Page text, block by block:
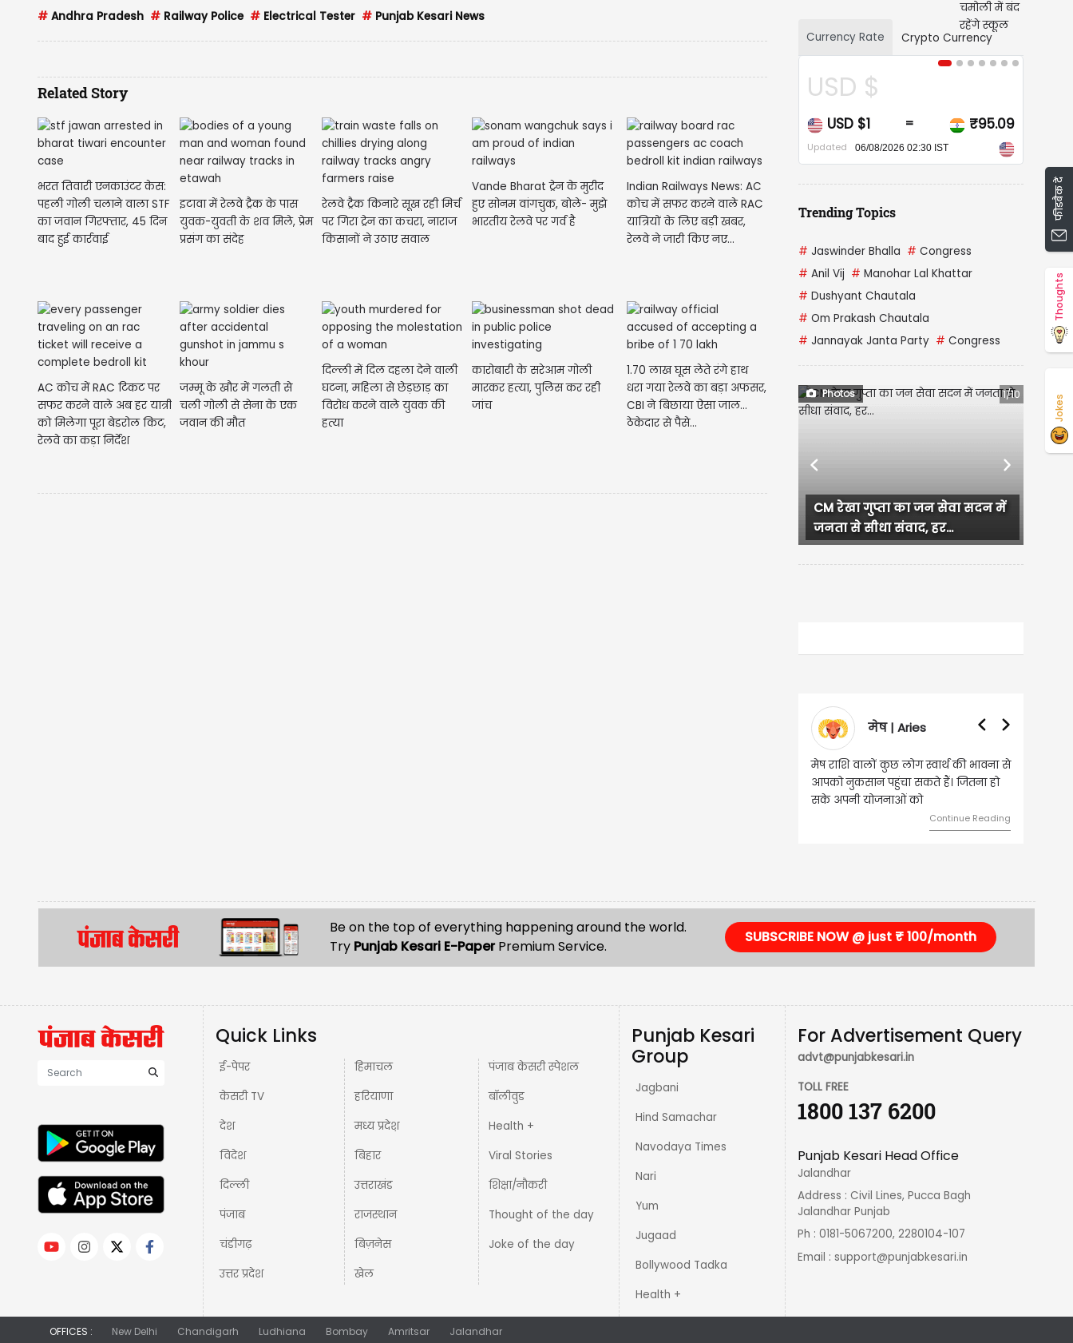
# Andhra Pradesh # Railway Police # Electrical Tester # Punjab Kesari News
Related Story
भरत तिवारी एनकाउंटर केस:
पहली गोली चलाने वाला STF
का जवान गिरफ्तार, 45 दिन
बाद हुई कार्रवाई
इटावा में रेलवे ट्रैक के पास
युवक-युवती के शव मिले, प्रेम
प्रसंग का संदेह
रेलवे ट्रैक किनारे सूख रही मिर्च
पर गिरा ट्रेन का कचरा, नाराज
किसानों ने उठाए सवाल
Vande Bharat ट्रेन के मुरीद
हुए सोनम वांगचुक, बोले- मुझे
भारतीय रेलवे पर गर्व है
Indian Railways News: AC
कोच में सफर करने वाले RAC
यात्रियों के लिए बड़ी खबर,
रेलवे ने जारी किए नए...
AC कोच में RAC टिकट पर
सफर करने वाले अब हर यात्री
को मिलेगा पूरा बेडरोल किट,
रेलवे का कड़ा निर्देश
जम्मू के खौर में गलती से
चली गोली से सेना के एक
जवान की मौत
दिल्ली में दिल दहला देने वाली
घटना, महिला से छेड़छाड़ का
विरोध करने वाले युवक की
हत्या
कारोबारी के सरेआम गोली
मारकर हत्या, पुलिस कर रही
जांच
1.70 लाख घूस लेते रंगे हाथ
धरा गया रेलवे का बड़ा अफसर,
CBI ने बिछाया ऐसा जाल...
ठेकेदार से पैसे...
Currency Rate Crypto Currency
USD $
USD $1 = ₹95.09
Updated 06/08/2026 02:30 IST
Trending Topics
# Jaswinder Bhalla # Congress
# Anil Vij # Manohar Lal Khattar
# Dushyant Chautala
# Om Prakash Chautala
# Jannayak Janta Party # Congress
Photos 1/10
CM रेखा गुप्ता का जन सेवा सदन में
जनता से सीधा संवाद, हर...
Previous Next
मेष | Aries
मेष राशि वालों कुछ लोग स्वार्थ की भावना से
आपको नुकसान पहुंचा सकते हैं। जितना हो
सके अपनी योजनाओं को
Continue Reading
वृष राशि
Be on the top of everything happening around the world.
Try Punjab Kesari E-PaperPremium Service.
SUBSCRIBE NOW @ just ₹ 100/month
Quick Links
ई-पेपर
केसरी TV
देश
विदेश
दिल्ली
पंजाब
चंडीगढ़
उत्तर प्रदेश
हिमाचल
हरियाणा
मध्य प्रदेश़
बिहार
उत्तराखंड
राजस्थान
बिज़नेस
खेल
पंजाब केसरी स्पेशल
बॉलीवुड
Health +
Viral Stories
शिक्षा/नौकरी
Thought of the day
Joke of the day
Punjab Kesari
Group
Jagbani
Hind Samachar
Navodaya Times
Nari
Yum
Jugaad
Bollywood Tadka
Health +
For Advertisement Query
advt@punjabkesari.in
TOLL FREE
1800 137 6200
Punjab Kesari Head Office
Jalandhar
Address : Civil Lines, Pucca Bagh
Jalandhar Punjab
Ph : 0181-5067200, 2280104-107
Email :support@punjabkesari.in
OFFICES : New Delhi Chandigarh Ludhiana Bombay Amritsar Jalandhar
फीडबैक दें
Thoughts
Jokes